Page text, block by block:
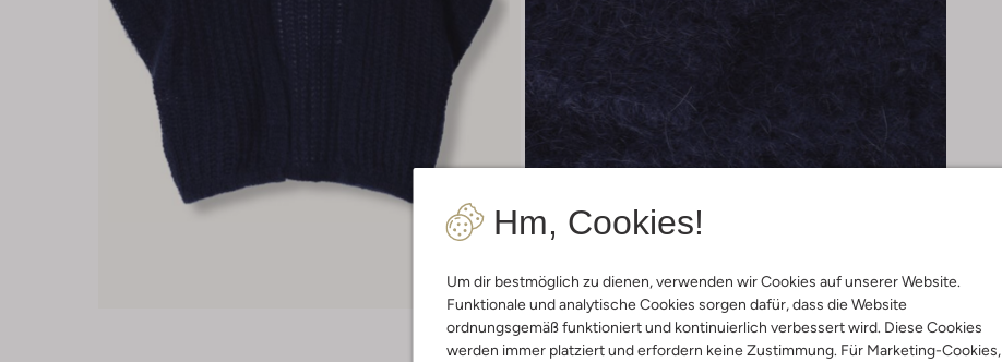
Hm, Cookies!
Um dir bestmöglich zu dienen, verwenden wir Cookies auf unserer Website.
Funktionale und analytische Cookies sorgen dafür, dass die Website
ordnungsgemäß funktioniert und kontinuierlich verbessert wird. Diese Cookies
werden immer platziert und erfordern keine Zustimmung. Für Marketing-Cookies,